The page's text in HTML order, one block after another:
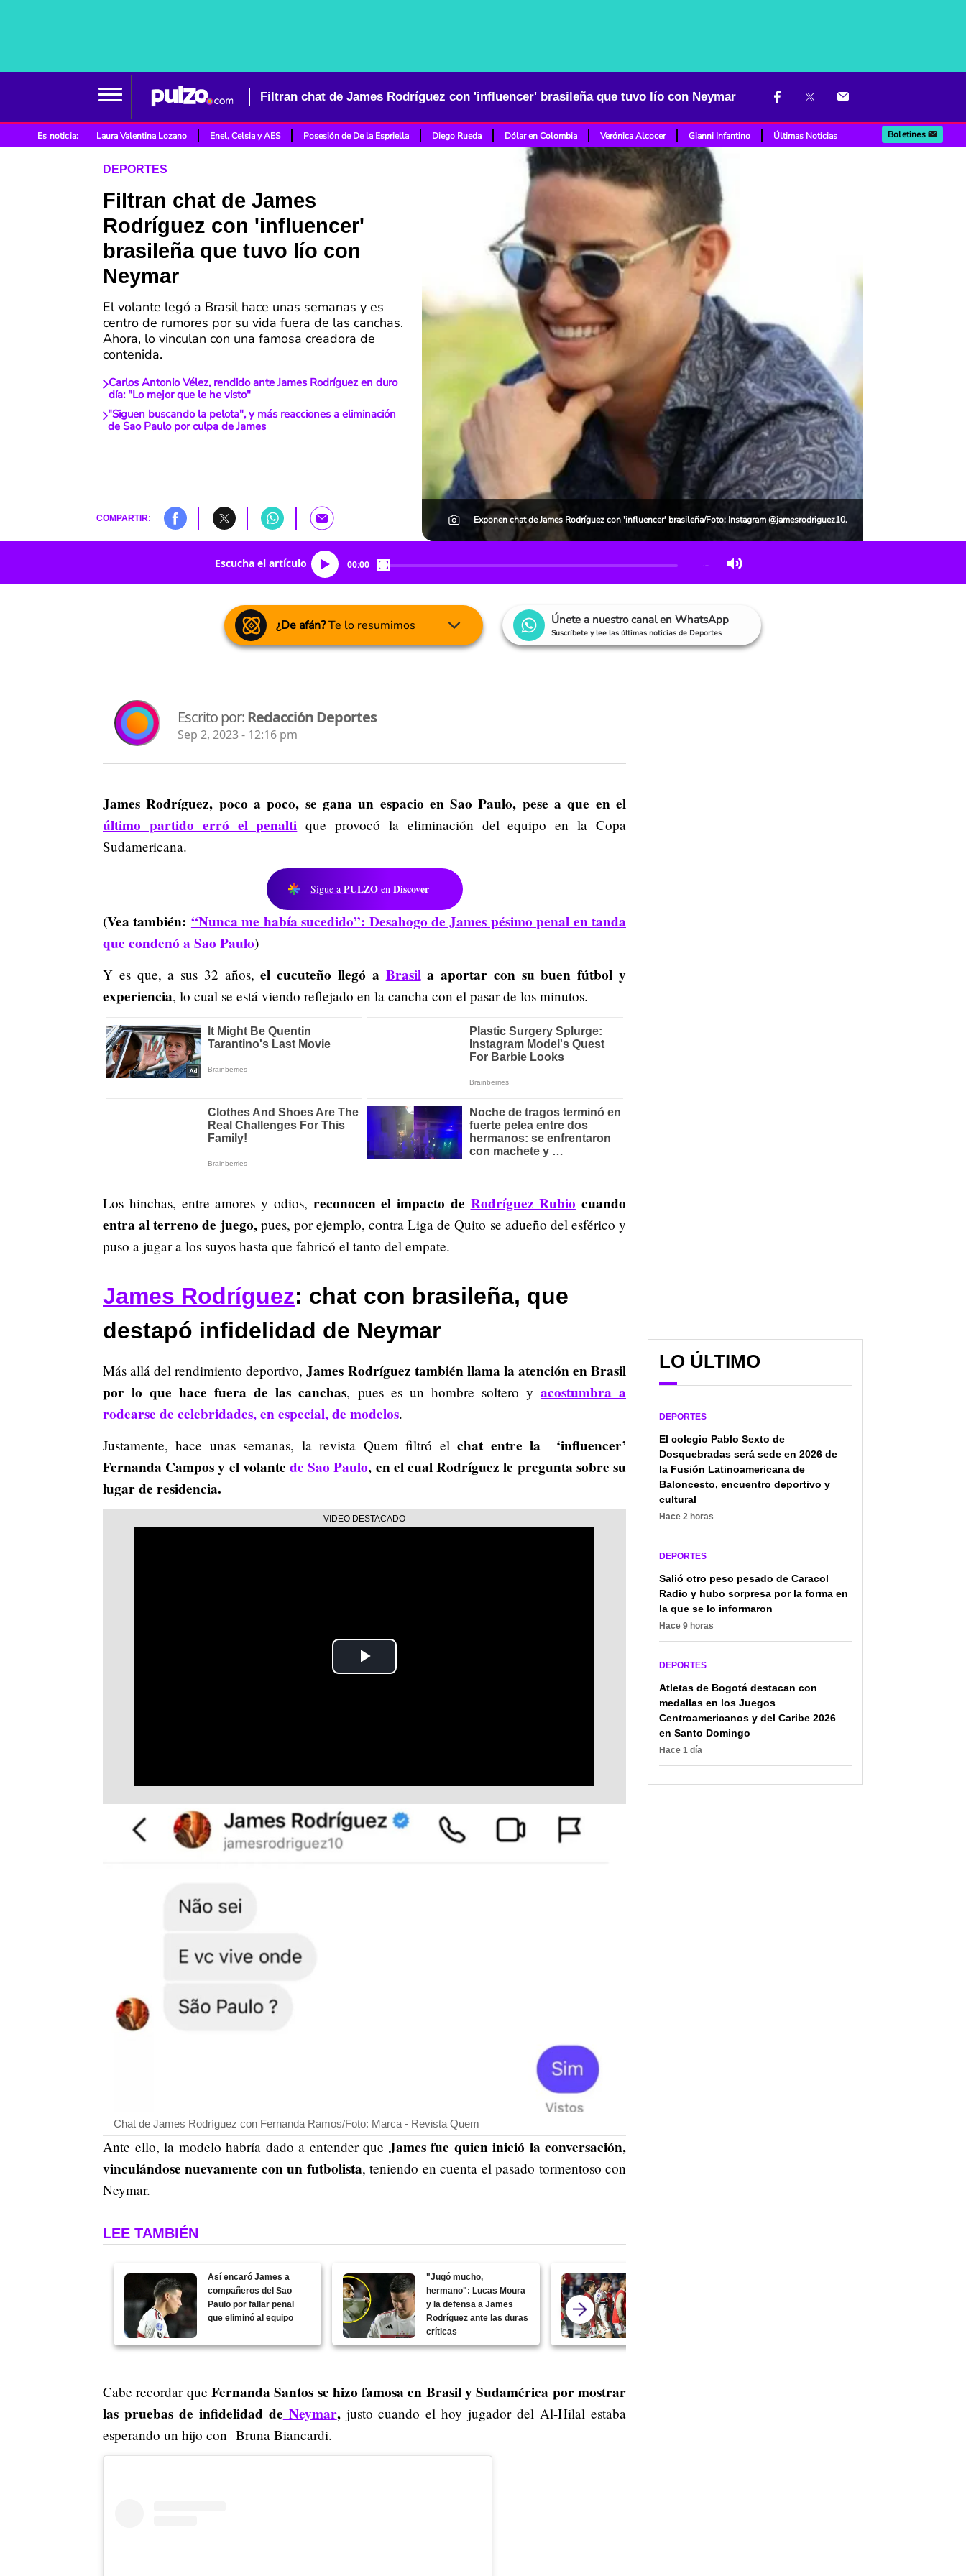
Filtran chat de James Rodríguez con 'influencer' brasileña que tuvo lío con Neymar
Es noticia: Laura Valentina Lozano Enel, Celsia y AES Posesión de De la Espriella Diego Rueda Dólar en Colombia Verónica Alcocer Gianni Infantino Últimas Noticias Boletines
DEPORTES
Filtran chat de James
Rodríguez con 'influencer'
brasileña que tuvo lío con
Neymar
El volante legó a Brasil hace unas semanas y es
centro de rumores por su vida fuera de las canchas.
Ahora, lo vinculan con una famosa creadora de
contenida.
Carlos Antonio Vélez, rendido ante James Rodríguez en duro
día: "Lo mejor que le he visto"
"Siguen buscando la pelota", y más reacciones a eliminación
de Sao Paulo por culpa de James
COMPARTIR: Exponen chat de James Rodríguez con 'influencer' brasileña/Foto: Instagram @jamesrodriguez10.
Escucha el artículo 00:00 …
¿De afán?Te lo resumimos Únete a nuestro canal en WhatsApp
Suscríbete y lee las últimas noticias de Deportes
Escrito por:Redacción Deportes
Sep 2, 2023 - 12:16 pm
James Rodríguez, poco a poco, se gana un espacio en Sao Paulo, pese a que en el
último partido erró el penalti que provocó la eliminación del equipo en la Copa
Sudamericana.
Sigue a PULZO en Discover
(Vea también: “Nunca me había sucedido”: Desahogo de James pésimo penal en tanda
que condenó a Sao Paulo)
Y es que, a sus 32 años,el cucuteño llegó a Brasila aportar con su buen fútbol y
experiencia, lo cual se está viendo reflejado en la cancha con el pasar de los minutos.
Los hinchas, entre amores y odios, reconocen el impacto de Rodríguez Rubio cuando
entra al terreno de juego,pues, por ejemplo, contra Liga de Quito se adueño del esférico y
puso a jugar a los suyos hasta que fabricó el tanto del empate.
James Rodríguez: chat con brasileña, que
destapó infidelidad de Neymar
Más allá del rendimiento deportivo,James Rodríguez también llama la atención en Brasil
por lo que hace fuera de las canchas, pues es un hombre soltero y acostumbra a
rodearse de celebridades, en especial, de modelos.
Justamente, hace unas semanas, la revista Quem filtró elchat entre la ‘influencer’
Fernanda Campos y el volante de Sao Paulo, en el cual Rodríguez le pregunta sobre su
lugar de residencia.
Play
Chat de James Rodríguez con Fernanda Ramos/Foto: Marca - Revista Quem
Ante ello, la modelo habría dado a entender que James fue quien inició la conversación,
vinculándose nuevamente con un futbolista, teniendo en cuenta el pasado tormentoso con
Neymar.
LEE TAMBIÉN
Así encaró James a
compañeros del Sao
Paulo por fallar penal
que eliminó al equipo
"Jugó mucho,
hermano": Lucas Moura
y la defensa a James
Rodríguez ante las duras
críticas
Cabe recordar que Fernanda Santos se hizo famosa en Brasil y Sudamérica por mostrar
las pruebas de infidelidad de Neymar,justo cuando el hoy jugador del Al-Hilal estaba
esperando un hijo con Bruna Biancardi.
LO ÚLTIMO
DEPORTES
El colegio Pablo Sexto de
Dosquebradas será sede en 2026 de
la Fusión Latinoamericana de
Baloncesto, encuentro deportivo y
cultural
Hace 2 horas
DEPORTES
Salió otro peso pesado de Caracol
Radio y hubo sorpresa por la forma en
la que se lo informaron
Hace 9 horas
DEPORTES
Atletas de Bogotá destacan con
medallas en los Juegos
Centroamericanos y del Caribe 2026
en Santo Domingo
Hace 1 día